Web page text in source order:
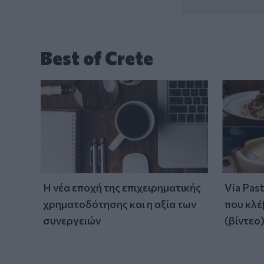
Best of Crete
Η νέα εποχή της επιχειρηματικής
χρηματοδότησης και η αξία των
συνεργειών
Via
που
(βίντεο)